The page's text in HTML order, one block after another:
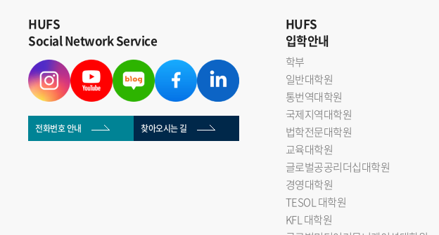
HUFS
Social Network Service
전화번호 안내 찾아오시는 길
HUFS
입학안내
학부
일반대학원
통번역대학원
국제지역대학원
법학전문대학원
교육대학원
글로벌공공리더십대학원
경영대학원
TESOL 대학원
KFL 대학원